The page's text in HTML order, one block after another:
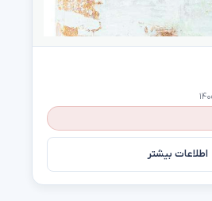
اطلاعات بیشتر